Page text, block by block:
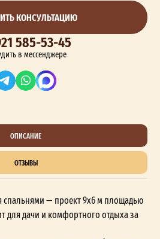
КОНСУЛЬТАЦИЮ
585-53-45
в мессенджере
ОПИСАНИЕ
ОТЗЫВЫ
спальнями — проект 9x6 м площадью
для дачи и комфортного отдыха за